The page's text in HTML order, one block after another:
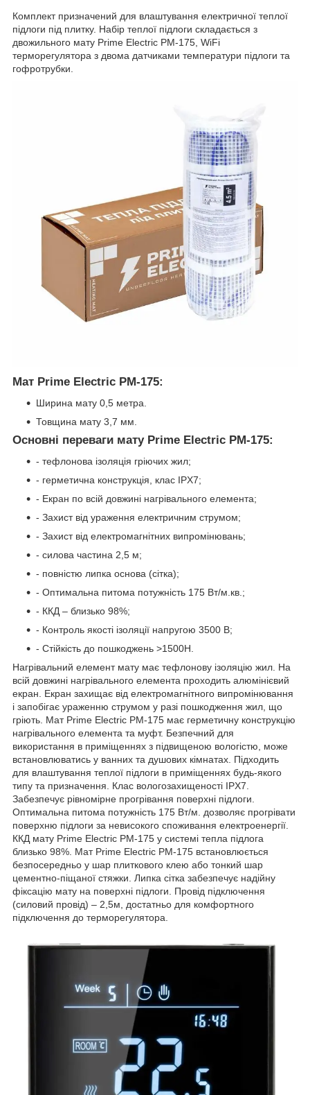
Комплект призначений для влаштування електричної теплої
підлоги під плитку. Набір теплої підлоги складається з
двожильного мату Prime Electric PM-175, WiFi
терморегулятора з двома датчиками температури підлоги та
гофротрубки.
Мат Prime Electric PM-175:
Ширина мату 0,5 метра.
Товщина мату 3,7 мм.
Основні переваги мату Prime Electric PM-175:
- тефлонова ізоляція гріючих жил;
- герметична конструкція, клас IPX7;
- Екран по всій довжині нагрівального елемента;
- Захист від ураження електричним струмом;
- Захист від електромагнітних випромінювань;
- силова частина 2,5 м;
- повністю липка основа (сітка);
- Оптимальна питома потужність 175 Вт/м.кв.;
- ККД – близько 98%;
- Контроль якості ізоляції напругою 3500 В;
- Стійкість до пошкоджень >1500H.
Нагрівальний елемент мату має тефлонову ізоляцію жил. На
всій довжині нагрівального елемента проходить алюмінієвий
екран. Екран захищає від електромагнітного випромінювання
і запобігає ураженню струмом у разі пошкодження жил, що
гріють. Мат Prime Electric PM-175 має герметичну конструкцію
нагрівального елемента та муфт. Безпечний для
використання в приміщеннях з підвищеною вологістю, може
встановлюватись у ванних та душових кімнатах. Підходить
для влаштування теплої підлоги в приміщеннях будь-якого
типу та призначення. Клас вологозахищеності IPX7.
Забезпечує рівномірне прогрівання поверхні підлоги.
Оптимальна питома потужність 175 Вт/м. дозволяє прогрівати
поверхню підлоги за невисокого споживання електроенергії.
ККД мату Prime Electric PM-175 у системі тепла підлога
близько 98%. Мат Prime Electric PM-175 встановлюється
безпосередньо у шар плиткового клею або тонкий шар
цементно-піщаної стяжки. Липка сітка забезпечує надійну
фіксацію мату на поверхні підлоги. Провід підключення
(силовий провід) – 2,5м, достатньо для комфортного
підключення до терморегулятора.